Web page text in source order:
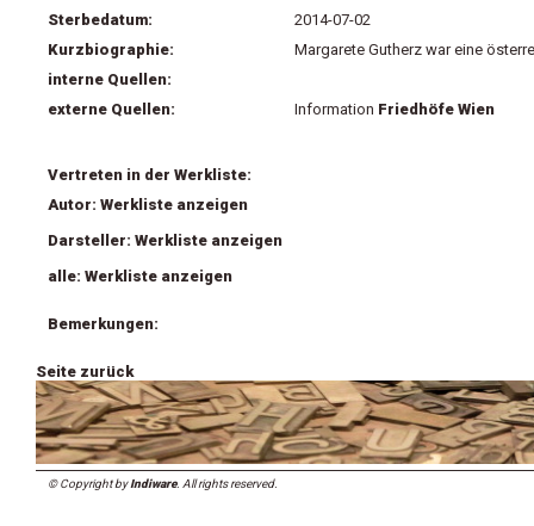
Sterbedatum:
2014-07-02
Kurzbiographie:
Margarete Gutherz war eine
interne Quellen:
externe Quellen:
Information Friedhöfe Wien
Vertreten in der Werkliste:
Autor: Werkliste anzeigen
Darsteller: Werkliste anzeigen
alle: Werkliste anzeigen
Bemerkungen:
Seite zurück
© Copyright byIndiware. All rights reserved.